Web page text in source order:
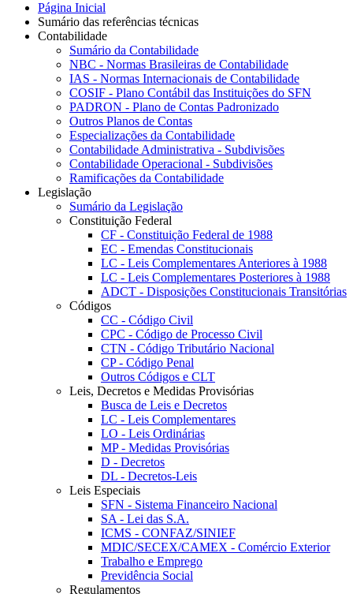
Página Inicial
Sumário das referências técnicas
Contabilidade
Sumário da Contabilidade
NBC - Normas Brasileiras de Contabilidade
IAS - Normas Internacionais de Contabilidade
COSIF - Plano Contábil das Instituições do SFN
PADRON - Plano de Contas Padronizado
Outros Planos de Contas
Especializações da Contabilidade
Contabilidade Administrativa - Subdivisões
Contabilidade Operacional - Subdivisões
Ramificações da Contabilidade
Legislação
Sumário da Legislação
Constituição Federal
CF - Constituição Federal de 1988
EC - Emendas Constitucionais
LC - Leis Complementares Anteriores à 1988
LC - Leis Complementares Posteriores à 1988
ADCT - Disposições Constitucionais Transitórias
Códigos
CC - Código Civil
CPC - Código de Processo Civil
CTN - Código Tributário Nacional
CP - Código Penal
Outros Códigos e CLT
Leis, Decretos e Medidas Provisórias
Busca de Leis e Decretos
LC - Leis Complementares
LO - Leis Ordinárias
MP - Medidas Provisórias
D - Decretos
DL - Decretos-Leis
Leis Especiais
SFN - Sistema Financeiro Nacional
SA - Lei das S.A.
ICMS - CONFAZ/SINIEF
MDIC/SECEX/CAMEX - Comércio Exterior
Trabalho e Emprego
Previdência Social
Regulamentos